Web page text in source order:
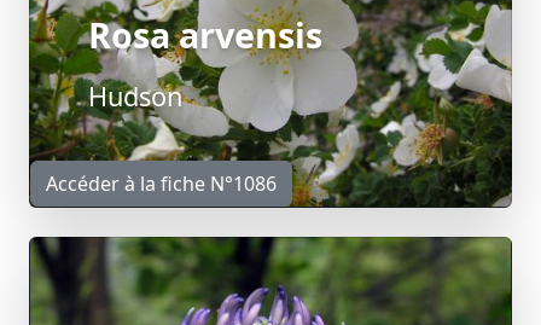
Rosa arvensis
Hudson
Accéder à la fiche N°1086